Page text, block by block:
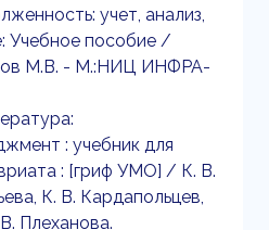
учет, анализ,
Учебное пособие /
М.В. - М.:НИЦ ИНФРА-
: учебник для
: [гриф УМО] / К. В.
К. В. Кардапольцев,
Плеханова.